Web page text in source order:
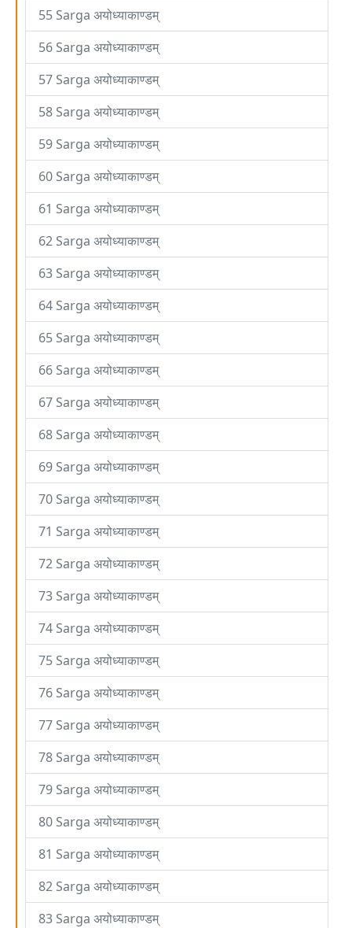
55 Sarga अयोध्याकाण्डम्
56 Sarga अयोध्याकाण्डम्
57 Sarga अयोध्याकाण्डम्
58 Sarga अयोध्याकाण्डम्
59 Sarga अयोध्याकाण्डम्
60 Sarga अयोध्याकाण्डम्
61 Sarga अयोध्याकाण्डम्
62 Sarga अयोध्याकाण्डम्
63 Sarga अयोध्याकाण्डम्
64 Sarga अयोध्याकाण्डम्
65 Sarga अयोध्याकाण्डम्
66 Sarga अयोध्याकाण्डम्
67 Sarga अयोध्याकाण्डम्
68 Sarga अयोध्याकाण्डम्
69 Sarga अयोध्याकाण्डम्
70 Sarga अयोध्याकाण्डम्
71 Sarga अयोध्याकाण्डम्
72 Sarga अयोध्याकाण्डम्
73 Sarga अयोध्याकाण्डम्
74 Sarga अयोध्याकाण्डम्
75 Sarga अयोध्याकाण्डम्
76 Sarga अयोध्याकाण्डम्
77 Sarga अयोध्याकाण्डम्
78 Sarga अयोध्याकाण्डम्
79 Sarga अयोध्याकाण्डम्
80 Sarga अयोध्याकाण्डम्
81 Sarga अयोध्याकाण्डम्
82 Sarga अयोध्याकाण्डम्
83 Sarga अयोध्याकाण्डम्